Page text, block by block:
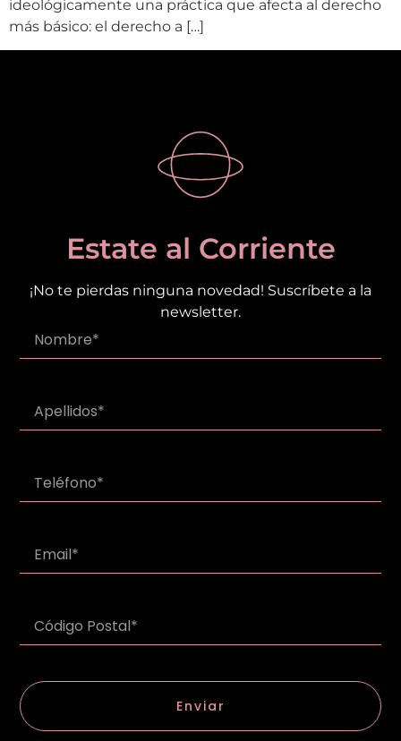
ideológicamente una práctica que afecta al derecho
más básico: el derecho a […]
Estate al Corriente
¡No te pierdas ninguna novedad! Suscríbete a la
newsletter.
Enviar